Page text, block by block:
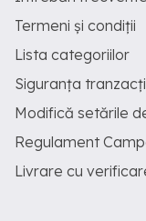
Termeni și condiții
Lista categoriilor
Siguranța
Modifică setările
Regulament
Livrare cu